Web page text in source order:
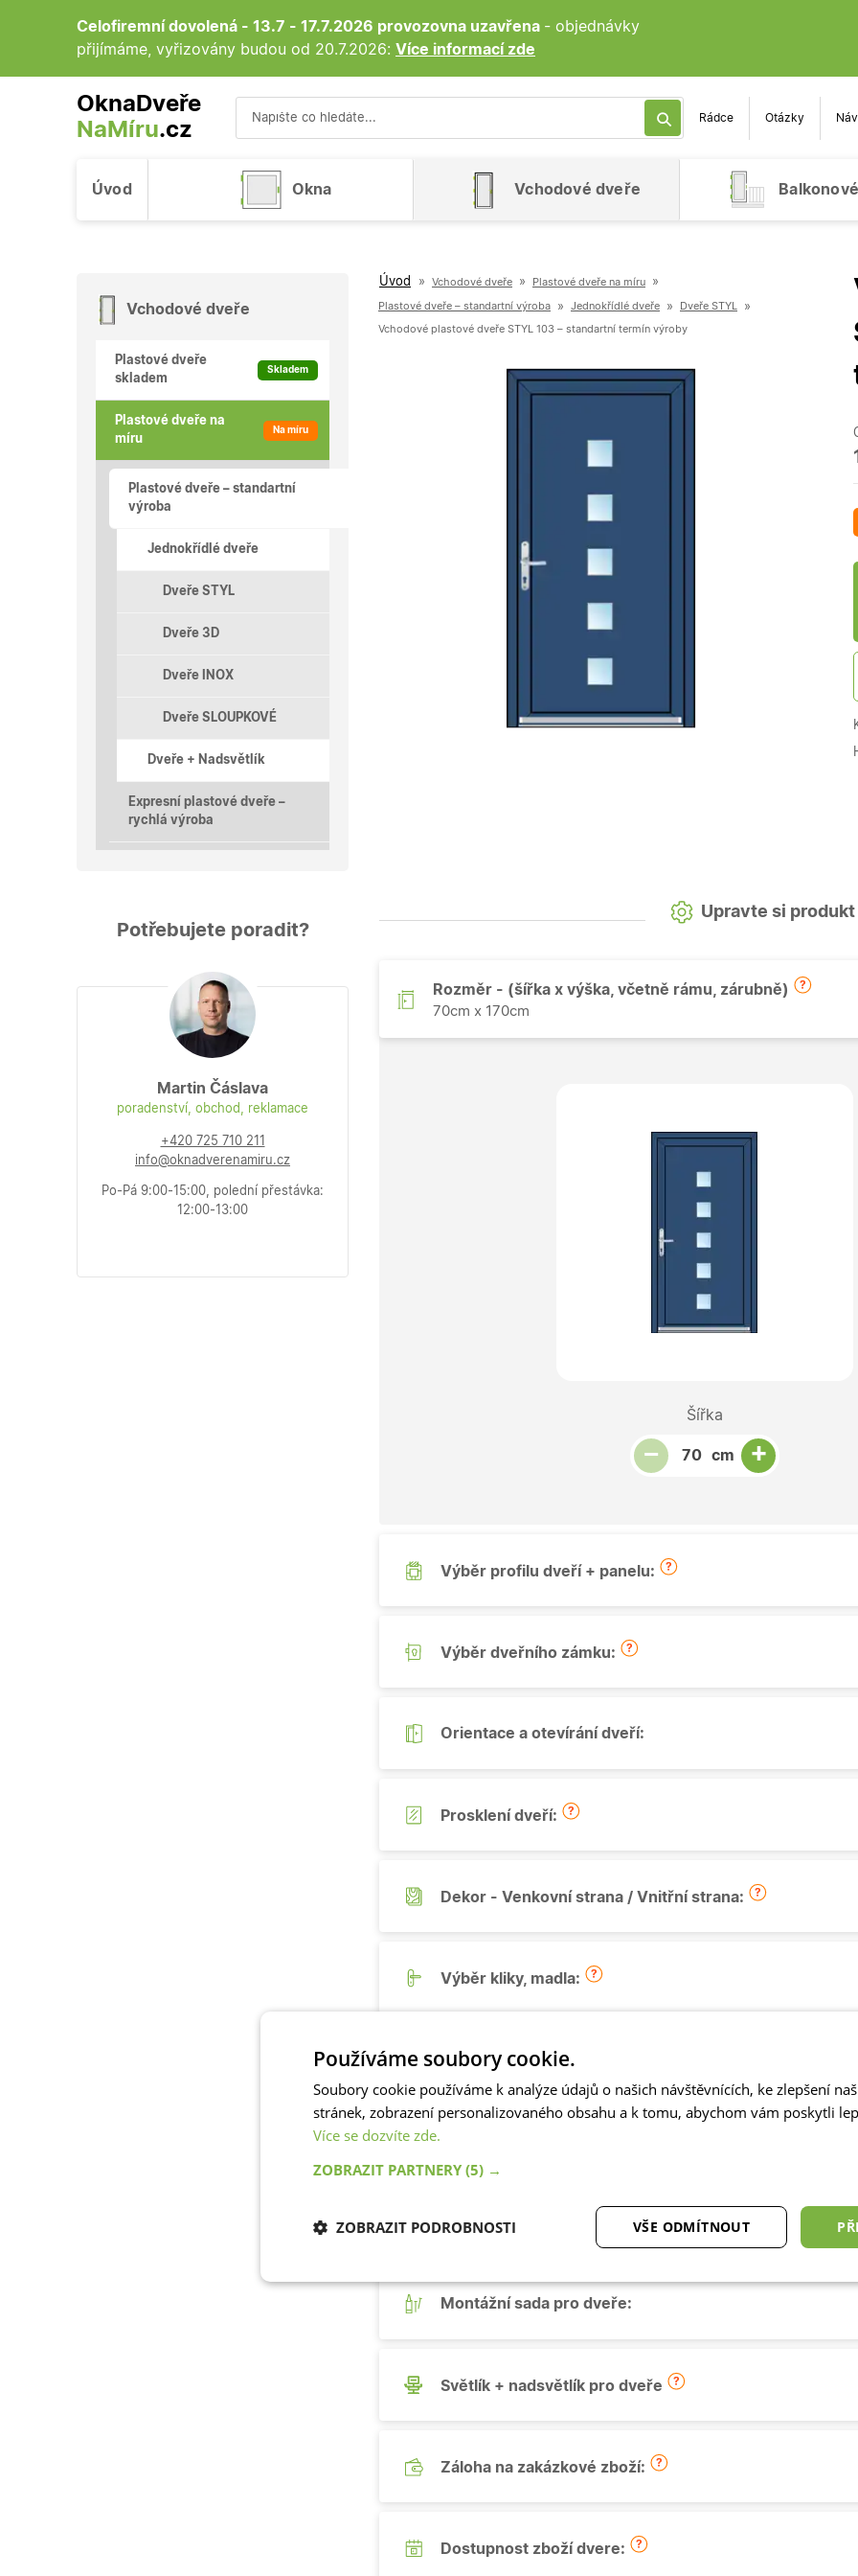
Celofiremní dovolená - 13.7 - 17.7.2026 provozovna uzavřena - objednávky
přijímáme, vyřizovány budou od 20.7.2026: Více informací zde
OknaDveře
NaMíru.cz
Rádce Otázky
Úvod Okna Vchodové dveře
Úvod » Vchodové dveře » Plastové dveře na míru »
Plastové dveře – standartní výroba » Jednokřídlé dveře » Dveře STYL »
Vchodové plastové dveře STYL 103 – standartní termín výroby
Upravte si produkt
Rozměr - (šířka x výška, včetně rámu, zárubně)
70cm x 170cm
Šířka
−
Snížit množství
Počet kusů
cm +
Zvýšit množství
Výběr profilu dveří + panelu:
Výběr dveřního zámku:
Orientace a otevírání dveří:
Prosklení dveří:
Dekor - Venkovní strana / Vnitřní strana:
Výběr kliky, madla:
Vložka "FAB" do dveří:
Okapnička:
Montážní sada pro dveře:
Světlík + nadsvětlík pro dveře
Záloha na zakázkové zboží:
Dostupnost zboží dvere:
Vchodové dveře
Plastové dveře
skladem
Skladem
Plastové dveře na
míru
Na míru
Plastové dveře – standartní
výroba
Jednokřídlé dveře
Dveře STYL
Dveře 3D
Dveře INOX
Dveře SLOUPKOVÉ
Dveře + Nadsvětlík
Expresní plastové dveře –
rychlá výroba
Potřebujete poradit?
Martin Čáslava
poradenství, obchod, reklamace
+420 725 710 211
info@oknadverenamiru.cz
Po-Pá 9:00-15:00, polední přestávka:
12:00-13:00
Používáme soubory cookie.
Soubory cookie používáme k analýze údajů o našich návštěvnících, ke zlepšení
stránek, zobrazení personalizovaného obsahu a k tomu, abychom vám poskytli
Více se dozvíte zde.
ZOBRAZIT PARTNERY (5) →
VŠE ODMÍTNOUT
ZOBRAZIT PODROBNOSTI
Nezbytně nutné
cookies
Analytické cookies
Marketingové
Nezbytně nutné soubory cookie umožňují základní funkce webových stránek, jako je přihlášení uživatele a
.oknadverenamiru.cz
4
Tento cookie se používá k jedinečné identifikaci